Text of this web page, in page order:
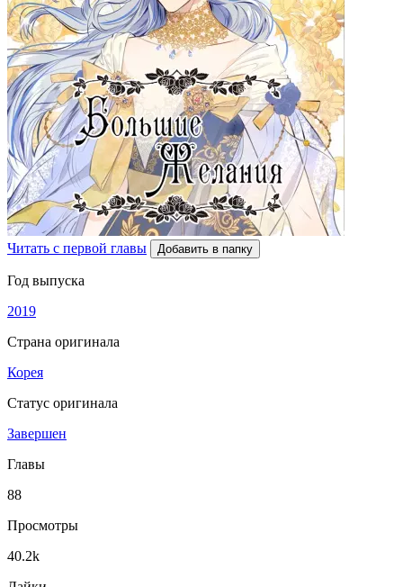
Читать с первой главы Добавить в папку
Год выпуска
2019
Страна оригинала
Корея
Статус оригинала
Завершен
Главы
88
Просмотры
40.2k